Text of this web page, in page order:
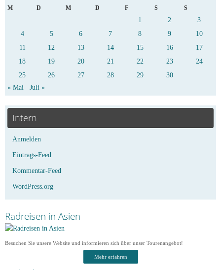
M
D M D F S S
1 2
3
4
5 6 7 8 9
10
11
12 13 14 15 16
17
18
19 20 21 22 23
24
25
26 27 28 29
30
« Mai
Juli »
Intern
Anmelden
Eintrags-Feed
Kommentar-Feed
WordPress.org
Radreisen in Asien
Besuchen Sie unsere Website und informieren sich über unser Tourenangebot!
Mehr erfahren